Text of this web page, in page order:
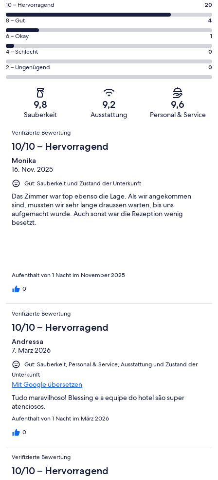
20
von
insgesamt
25
Gästebewertungen
haben
eine
Bewertung
Hervorragend
10 – Hervorragend 20
4
von
insgesamt
25
Gästebewertungen
haben
Bewertung
Gut
8 – Gut 4
1
von
insgesamt
25
Gästebewertungen
Bewertung
Okay
6 – Okay 1
0
von
insgesamt
Gästebewertungen
von
Schlecht
4 – Schlecht 0
0
von
insgesamt
Gästebewertungen
haben
eine
Bewertung
von
Ungenügend
2 – Ungenügend 0
9,8
Sauberkeit
9,2
Ausstattung
9,6
Personal & Service
Bewertungen
Verifizierte Bewertung
10/10 – Hervorragend
Monika
16. Nov. 2025
Gut: Sauberkeit und Zustand der Unterkunft
Das Zimmer war top ebenso die Lage. Als wir angekommen
sind, mussten wir sehr lange draussen warten, bis uns
aufgemacht wurde. Auch sonst war die Rezeption wenig
besetzt.
Aufenthalt von 1 Nacht im November 2025
0
Verifizierte Bewertung
10/10 – Hervorragend
Andressa
7. März 2026
Gut: Sauberkeit, Personal & Service, Ausstattung und Zustand der
Unterkunft
Mit Google übersetzen
Tudo maravilhoso! Blessing e a equipe do hotel são super
atenciosos.
Aufenthalt von 1 Nacht im März 2026
0
Verifizierte Bewertung
10/10 – Hervorragend